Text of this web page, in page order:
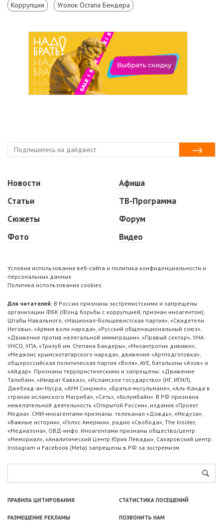
Коррупция Уголок Остапа Бендера
Новости
Статьи
Сюжеты
Фото
Афиша
ТВ-Программа
Форум
Видео
Условия использования веб-сайта и политика конфиденциальности и
персональных данных
Политика использования cookies
Для читателей: В России признаны экстремистскими и запрещены
организации ФБК (Фонд борьбы с коррупцией, признан иноагентом),
Штабы Навального, «Национал-большевистская партия», «Свидетели
Иеговы», «Армия воли народа», «Русский общенациональный союз»,
«Движение против нелегальной иммиграции», «Правый сектор», УНА-
УНСО, УПА, «Тризуб им. Степана Бандеры», «Мизантропик дивижн»,
«Меджлис крымскотатарского народа», движение «Артподготовка»,
общероссийская политическая партия «Воля», АУЕ, батальоны «Азов» и
«Айдар». Признаны террористическими и запрещены: «Движение
Талибан», «Имарат Кавказ», «Исламское государство» (ИГ, ИГИЛ),
Джебхад-ан-Нусра, «АУМ Синрике», «Братья-мусульмане», «Аль-Каида в
странах исламского Магриба», «Сеть», «Колумбайн». В РФ признана
нежелательной деятельность «Открытой России», издания «Проект
Медиа». СМИ-иноагентами признаны: телеканал «Дождь», «Медуза»,
«Важные истории», «Голос Америки», радио «Свобода», The Insider,
«Медиазона», ОВД-инфо. Иноагентами признаны общество/центр
«Мемориал», «Аналитический Центр Юрия Левады», Сахаровский центр.
Instagram и Facebook (Metа) запрещены в РФ за экстремизм.
ПРАВИЛА ЦИТИРОВАНИЯ СТАТИСТИКА ПОСЕЩЕНИЙ
РАЗМЕЩЕНИЕ РЕКЛАМЫ ПОЗВОНИТЬ НАМ